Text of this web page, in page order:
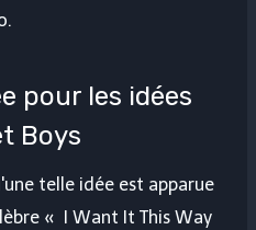
pour les idées
Boys
telle idée est apparue
« I Want It This Way